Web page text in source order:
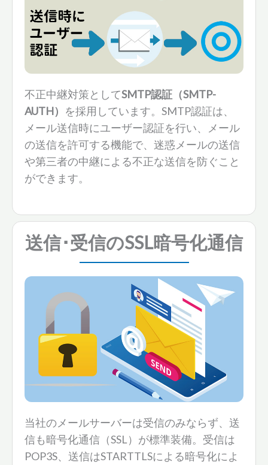
不正中継対策としてSMTP認証（SMTP-
AUTH） を採用しています。SMTP認証は、
メール送信時にユーザー認証を行い、メール
の送信を許可する機能で、迷惑メールの送信
や第三者の中継による不正な送信を防ぐこと
ができます。
送信･受信のSSL暗号化通信
当社のメールサーバーは受信のみならず、送
信も暗号化通信（SSL）が標準装備。受信は
POP3S、送信はSTARTTLSによる暗号化によ